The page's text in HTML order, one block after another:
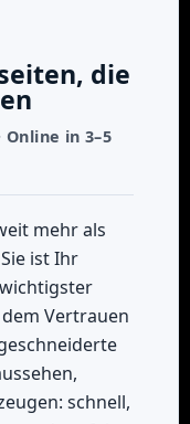
die
Online in 3–5
mehr als
ist Ihr
Vertrauen
schnell,